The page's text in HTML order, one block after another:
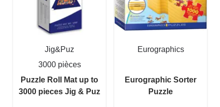
Jig&Puz
3000 pièces
Puzzle Roll Mat up to
3000 pieces Jig & Puz
Eurographics
Eurographic Sorter
Puzzle